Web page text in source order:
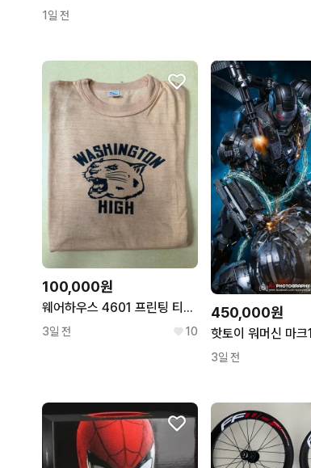
1일 전
100,000원
웨어하우스 4601 프린팅 티셔츠 오렌지 XL사이즈
3일 전 10
450,000원
3일 전